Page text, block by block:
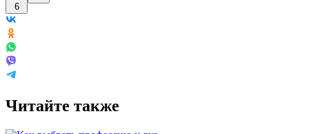
6
Читайте также